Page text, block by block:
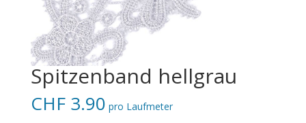
Spitzenband hellgrau
CHF3.90 pro Laufmeter